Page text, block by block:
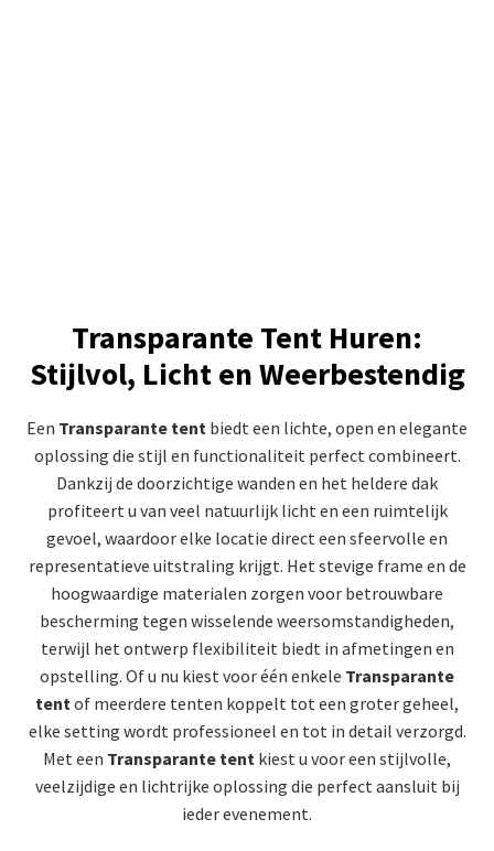
Transparante Tent Huren:
Stijlvol, Licht en Weerbestendig
Een Transparante tent biedt een lichte, open en elegante
oplossing die stijl en functionaliteit perfect combineert.
Dankzij de doorzichtige wanden en het heldere dak
profiteert u van veel natuurlijk licht en een ruimtelijk
gevoel, waardoor elke locatie direct een sfeervolle en
representatieve uitstraling krijgt. Het stevige frame en de
hoogwaardige materialen zorgen voor betrouwbare
bescherming tegen wisselende weersomstandigheden,
terwijl het ontwerp flexibiliteit biedt in afmetingen en
opstelling. Of u nu kiest voor één enkele Transparante
tentof meerdere tenten koppelt tot een groter geheel,
elke setting wordt professioneel en tot in detail verzorgd.
Met een Transparante tent kiest u voor een stijlvolle,
veelzijdige en lichtrijke oplossing die perfect aansluit bij
ieder evenement.